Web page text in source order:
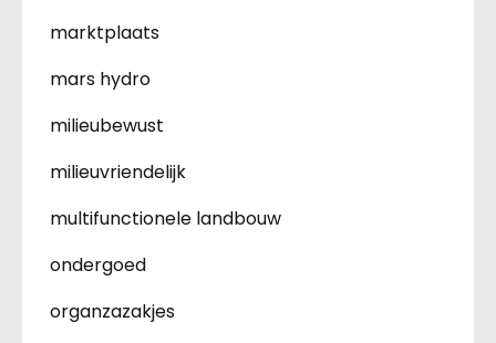
marktplaats
mars hydro
milieubewust
milieuvriendelijk
multifunctionele landbouw
ondergoed
organzazakjes